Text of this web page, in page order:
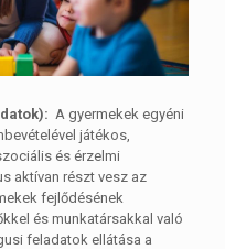
A gyermekek egyéni
játékos,
és érzelmi
aktívan részt vesz az
fejlődésének
és munkatársakkal való
feladatok ellátása a